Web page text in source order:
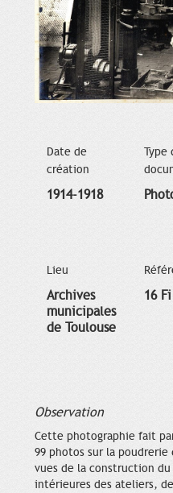
Date de
création
1914-1918
Type
Lieu
Archives
municipales
de Toulouse
16
Observation
Cette photographie fait
99 photos sur la
vues de la construction
intérieures des ateliers,